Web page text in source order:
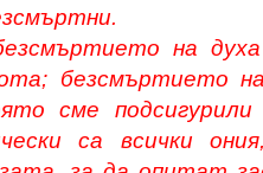
на духа
безсмъртието
сме
са всички